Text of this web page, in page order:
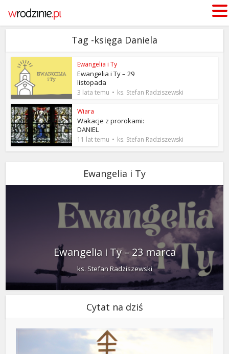
Tag -księga Daniela
Ewangelia i Ty
Ewangelia i Ty – 29
listopada
3 lata temu ks. Stefan Radziszewski
Wiara
Wakacje z prorokami:
DANIEL
11 lat temu ks. Stefan Radziszewski
Ewangelia i Ty
Ewangelia i Ty – 23 marca
ks. Stefan Radziszewski
Cytat na dziś